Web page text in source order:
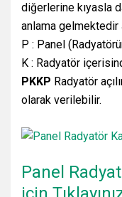
diğerlerine kıyasla
anlama gelmektedir
P : Panel
K : Radyatör
PKKP Radyatör
olarak verilebilir.
Panel